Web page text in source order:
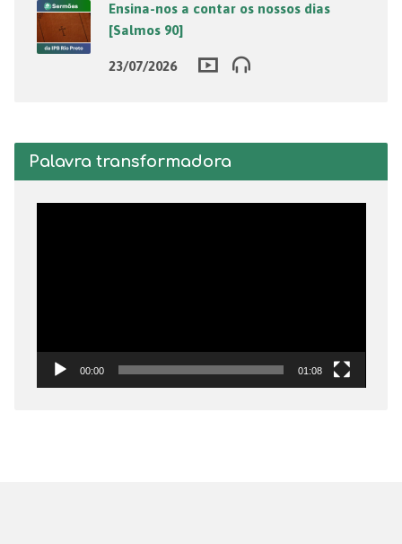
Ensina-nos a contar os nossos dias
[Salmos 90]
23/07/2026
Palavra transformadora
00:00 01:08